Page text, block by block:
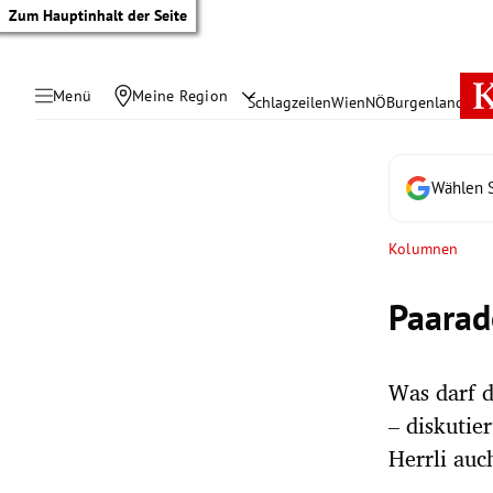
Zum Hauptinhalt der Seite
Menü Meine Region SchlagzeilenWienNÖBurgenland
Wählen
Kolumnen
Was darf
–
Herrli